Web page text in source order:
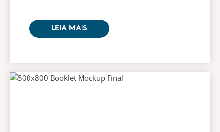
LEIA MAIS